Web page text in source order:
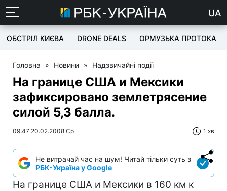
UA
ОБСТРІЛ КИЄВА DRONE DEALS ОРМУЗЬКА ПРОТОКА
Головна » Новини » Надзвичайні події
На границе США и Мексики
зафиксировано землетрясение
силой 5,3 балла.
09:47 20.02.2008 Ср 1 хв
Не витрачай час на шум! Читай тільки суть з
РБК-Україна у Google
На границе США и Мексики в 160 км к